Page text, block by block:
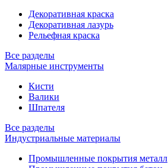
Декоративная краска
Декоративная лазурь
Рельефная краска
Все разделы
Малярные инструменты
Кисти
Валики
Шпателя
Все разделы
Индустриальные материалы
Промышленные покрытия металл